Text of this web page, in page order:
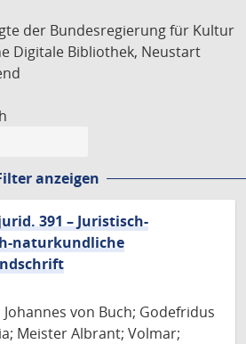
der Bundesregierung für Kultur
Digitale Bibliothek, Neustart
anzeigen
391 – Juristisch-
naturkundliche
von Buch; Godefridus
Meister Albrant; Volmar;